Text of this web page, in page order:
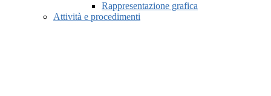
Rappresentazione grafica
Attività e procedimenti